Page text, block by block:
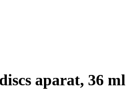
aparat, 36 ml